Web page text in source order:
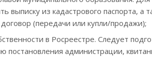
выписку из кадастрового паспорта, а
(передачи или купли/продажи);
в Росреестре. Следует
постановления администрации,